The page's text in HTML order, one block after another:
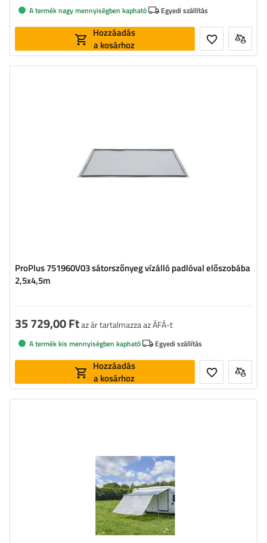
A termék nagy mennyiségben kapható Egyedi szállítás
Hozzáadás
a kosárhoz
ProPlus 751960V03 sátorszőnyeg vízálló padlóval előszobába
2,5x4,5m
35 729,00 Ftaz ár tartalmazza az ÁFÁ-t
A termék kis mennyiségben kapható Egyedi szállítás
Hozzáadás
a kosárhoz